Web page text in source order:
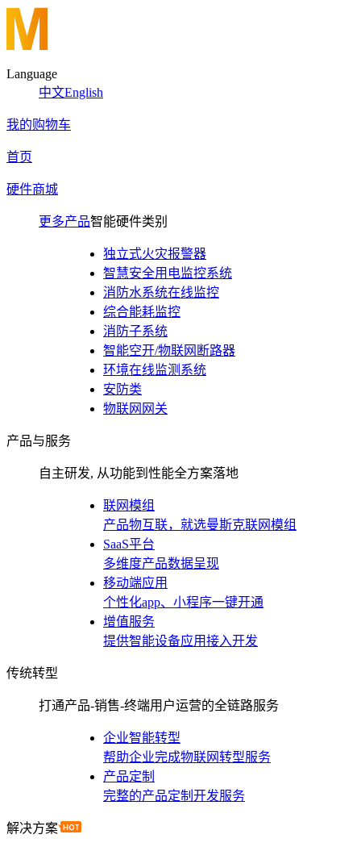
Language
中文English
我的购物车
首页
硬件商城
更多产品智能硬件类别
独立式火灾报警器
智慧安全用电监控系统
消防水系统在线监控
综合能耗监控
消防子系统
智能空开/物联网断路器
环境在线监测系统
安防类
物联网网关
产品与服务
自主研发, 从功能到性能全方案落地
联网模组
产品物互联，就选曼斯克联网模组
SaaS平台
多维度产品数据呈现
移动端应用
个性化app、小程序一键开通
增值服务
提供智能设备应用接入开发
传统转型
打通产品-销售-终端用户运营的全链路服务
企业智能转型
帮助企业完成物联网转型服务
产品定制
完整的产品定制开发服务
解决方案